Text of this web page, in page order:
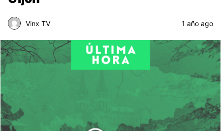
Vinx TV 1 año ago